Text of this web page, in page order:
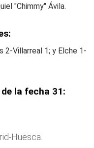
"Chimmy" Ávila.
2-Villarreal 1; y Elche 1-
la fecha 31:
Huesca.